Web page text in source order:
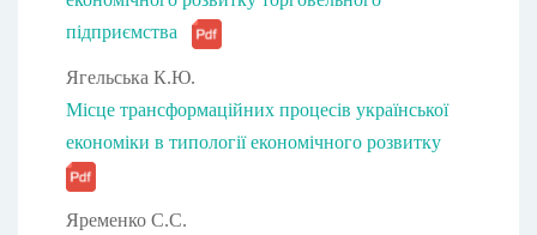
підприємства
Ягельська К.Ю.
Місце трансформаційних процесів української
економіки в типології економічного розвитку
Яременко С.С.